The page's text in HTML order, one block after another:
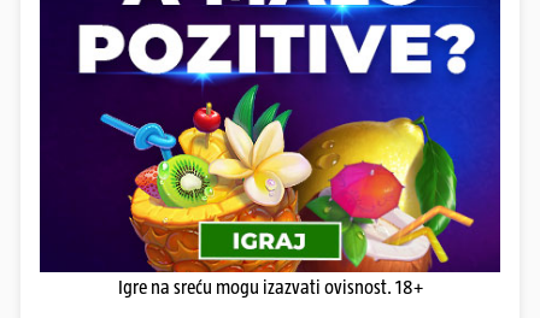
Igre na sreću mogu izazvati ovisnost. 18+